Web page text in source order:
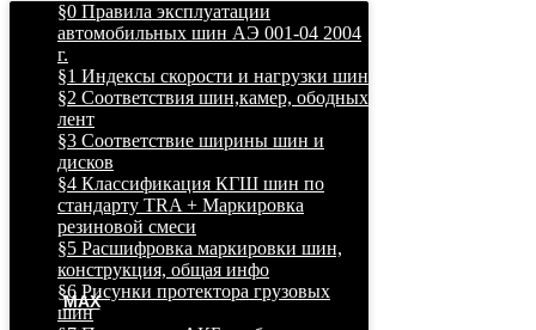
MAX
§0 Правила эксплуатации
автомобильных шин АЭ 001-04 2004
г.
§1 Индексы скорости и нагрузки шин
§2 Соответствия шин,камер, ободных
лент
§3 Соответствие ширины шин и
дисков
§4 Классификация КГШ шин по
стандарту TRA + Маркировка
резиновой смеси
§5 Расшифровка маркировки шин,
конструкция, общая инфо
§6 Рисунки протектора грузовых
шин